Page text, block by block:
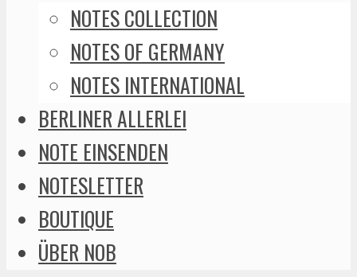
NOTES COLLECTION
NOTES OF GERMANY
NOTES INTERNATIONAL
BERLINER ALLERLEI
NOTE EINSENDEN
NOTESLETTER
BOUTIQUE
ÜBER NOB